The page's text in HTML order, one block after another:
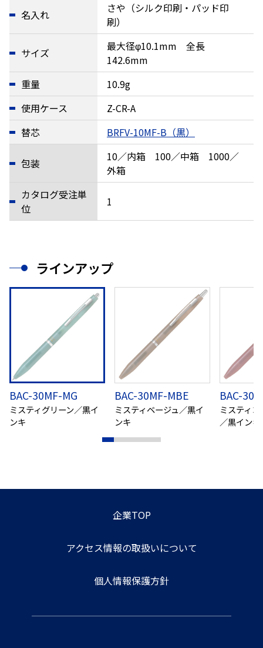
名入れ
さや（シルク印刷・パッド印
刷）
サイズ
最大径φ10.1mm 全長
142.6mm
重量
10.9g
使用ケース
Z-CR-A
替芯
BRFV-10MF-B（黒）
包装
10／内箱 100／中箱 1000／
外箱
カタログ受注単
位
1
ラインアップ
BAC-30MF-MG
ミスティグリーン／黒イ
ンキ
BAC-30MF-MBE
ミスティベージュ／黒イ
ンキ
BAC-
ミスティ
／黒インキ
企業TOP
アクセス情報の取扱いについて
個人情報保護方針